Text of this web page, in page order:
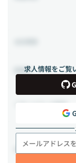
求人情報をご覧
勤務地
リモートワーク条件
休日・休暇